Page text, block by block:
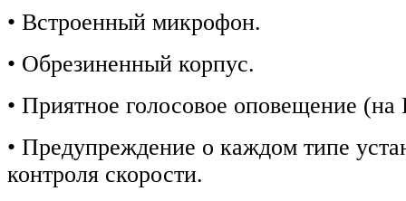
• Встроенный микрофон.
• Обрезиненный корпус.
• Приятное голосовое оповещение (на
• Предупреждение о каждом типе
контроля скорости.